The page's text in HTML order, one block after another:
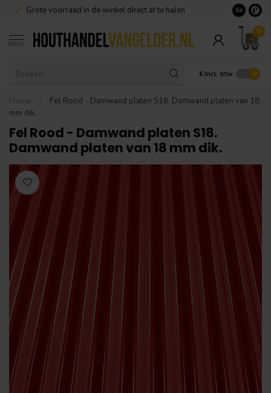
Grote voorraad in de winkel direct af te halen 8.4
MENU
0
€ Incl. btw
Home
Fel Rood - Damwand platen S18. Damwand platen van 18
mm dik.
Fel Rood - Damwand platen S18.
Damwand platen van 18 mm dik.